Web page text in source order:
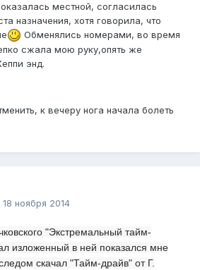
местной, согласилась
назначения, хотя говорила, что
Обменялись номерами, во время
сжала мою руку,опять же
энд.
к вечеру нога начала болеть
18 ноября 2014
"Экстремальный тайм-
изложенный в ней показался мне
скачал "Тайм-драйв" от Г.